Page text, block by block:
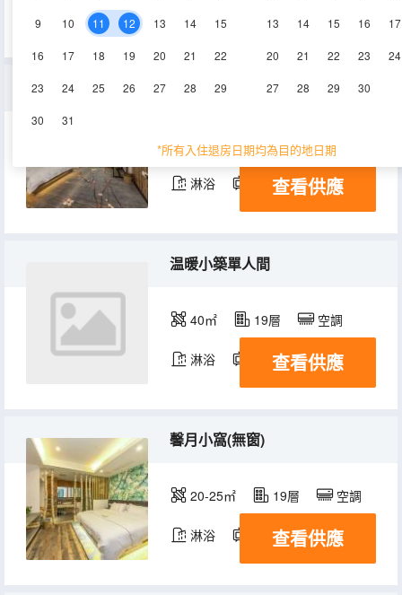
9 10 11 12 13 14 15
16 17 18 19 20 21 22
23 24 25 26 27 28 29
30 31
13 14 15 16 17
20 21 22 23 24
27 28 29 30
*所有入住退房日期均為目的地日期
温馨小築單人間
40㎡ 19層 空調
淋浴 電視機
查看供應
温暖小築單人間
40㎡ 19層 空調
淋浴 電視機
查看供應
馨月小窩(無窗)
20-25㎡ 19層 空調
淋浴 電視機
查看供應